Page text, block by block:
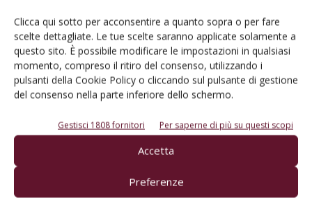
Clicca qui sotto per acconsentire a quanto sopra o per fare
scelte dettagliate. Le tue scelte saranno applicate solamente a
questo sito. È possibile modificare le impostazioni in qualsiasi
momento, compreso il ritiro del consenso, utilizzando i
pulsanti della Cookie Policy o cliccando sul pulsante di gestione
del consenso nella parte inferiore dello schermo.
Gestisci 1808 fornitori Per saperne di più su questi scopi
Accetta
Preferenze
Catalogo Aziende e Prodotti
prodotto!
Cerca adesso